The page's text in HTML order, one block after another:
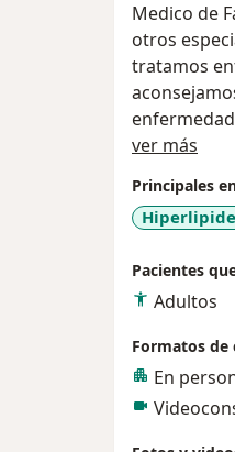
Medico de
otros
tratamos
ver más
Principales
Pacientes
Adultos
Formatos de
En